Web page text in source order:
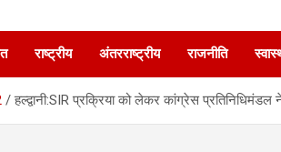
Maya
राष्ट्रीय अंतरराष्ट्रीय राजनीति
हल्द्वानी:SIR प्रक्रिया को लेकर कांग्रेस